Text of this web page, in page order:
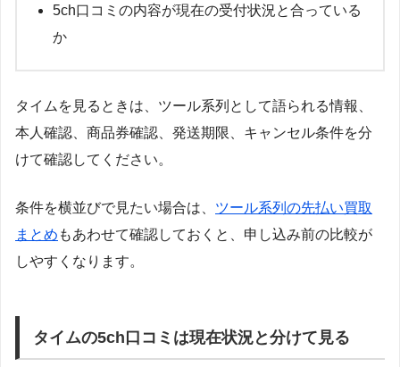
5ch口コミの内容が現在の受付状況と合っている
か
タイムを見るときは、ツール系列として語られる情報、
本人確認、商品券確認、発送期限、キャンセル条件を分
けて確認してください。
条件を横並びで見たい場合は、 ツール系列の先払い買取
まとめ もあわせて確認しておくと、申し込み前の比較が
しやすくなります。
タイムの5ch口コミは現在状況と分けて見る